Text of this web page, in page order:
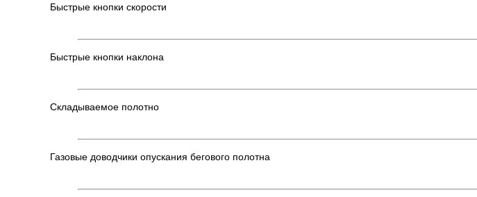
Быстрые кнопки скорости
Быстрые кнопки наклона
Складываемое полотно
Газовые доводчики опускания бегового полотна